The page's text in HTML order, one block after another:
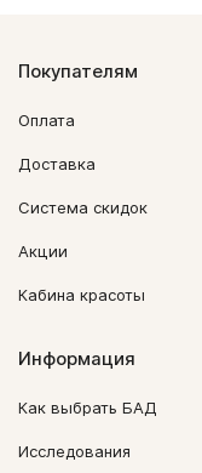
Покупателям
Оплата
Доставка
Система скидок
Акции
Кабина красоты
Информация
Как выбрать БАД
Исследования